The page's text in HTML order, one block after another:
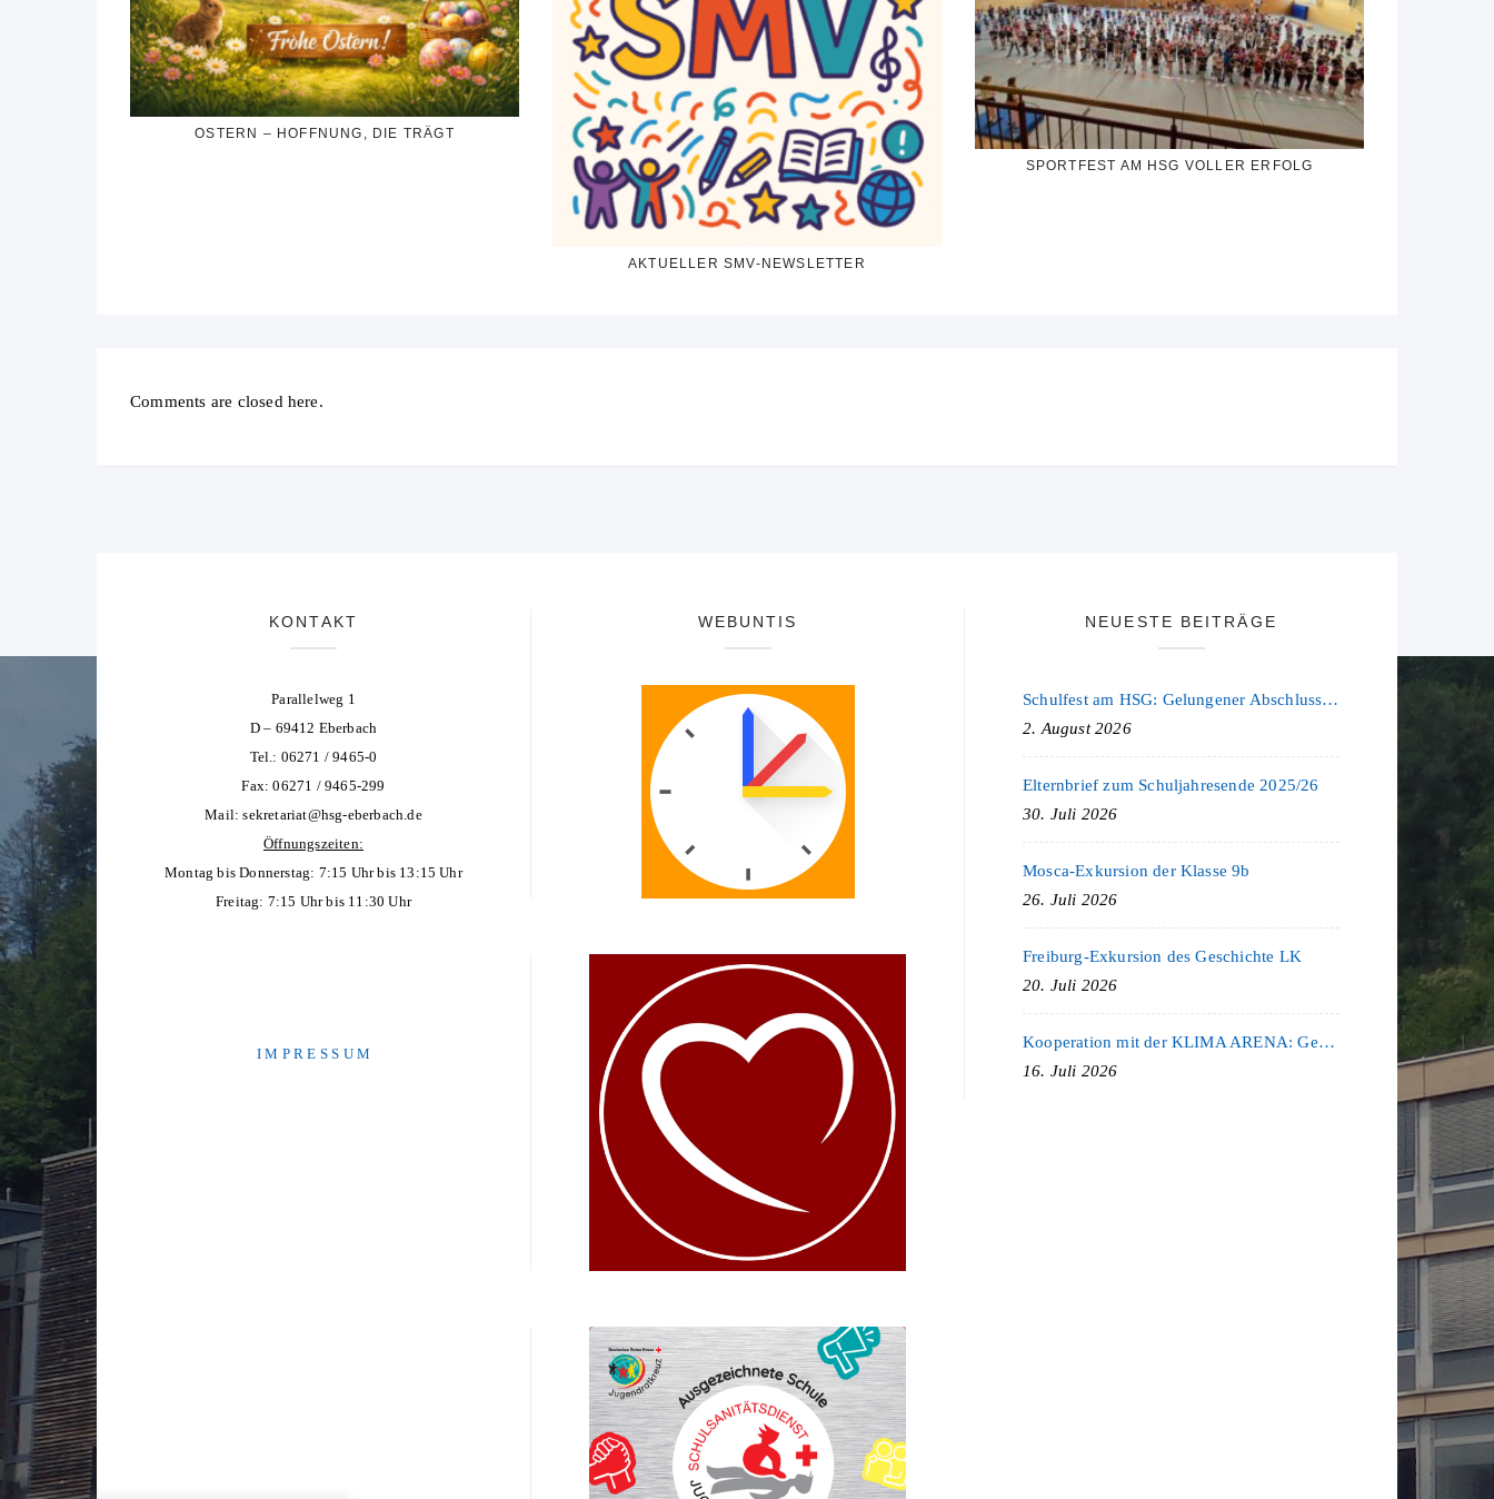
OSTERN – HOFFNUNG, DIE TRÄGT
AKTUELLER SMV-NEWSLETTER
SPORTFEST AM HSG VOLLER ERFOLG
Comments are closed here.
KONTAKT
Parallelweg 1
D – 69412 Eberbach
Tel.: 06271 / 9465-0
Fax: 06271 / 9465-299
Mail:sekretariat@hsg-eberbach.de
Öffnungszeiten:
Montag bis Donnerstag: 7:15 Uhr bis 13:15 Uhr
Freitag: 7:15 Uhr bis 11:30 Uhr
I M P R E S S U M
WEBUNTIS NEUESTE BEITRÄGE
Schulfest am HSG: Gelungener Abschluss eines ereignisreichen Schuljahres
2. August 2026
Elternbrief zum Schuljahresende 2025/26
30. Juli 2026
Mosca-Exkursion der Klasse 9b
26. Juli 2026
Freiburg-Exkursion des Geschichte LK
20. Juli 2026
Kooperation mit der KLIMA ARENA: Gemeinsam für Nachhaltigkeit und Klimaschutz
16. Juli 2026